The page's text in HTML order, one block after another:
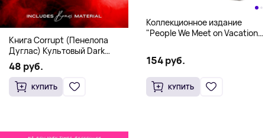
Книга Corrupt (Пенелопа
Дуглас) Культовый Dark
Romance бестселлер (18+)
48 руб.
КУПИТЬ
Коллекционное издание
"People We Meet on Vacation"
Hardcover
154 руб.
КУПИТЬ